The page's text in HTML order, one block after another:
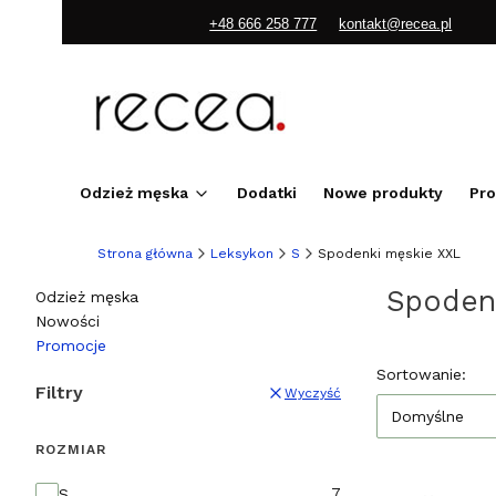
+48 666 258 777 kontakt@recea.pl
Odzież męska Dodatki Nowe produkty
Strona główna Leksykon S Spodenki męskie XXL
Odzież męska
Nowości
Promocje
Filtry
Wyczyść
ROZMIAR
Lista
Sortowanie:
Domyślne